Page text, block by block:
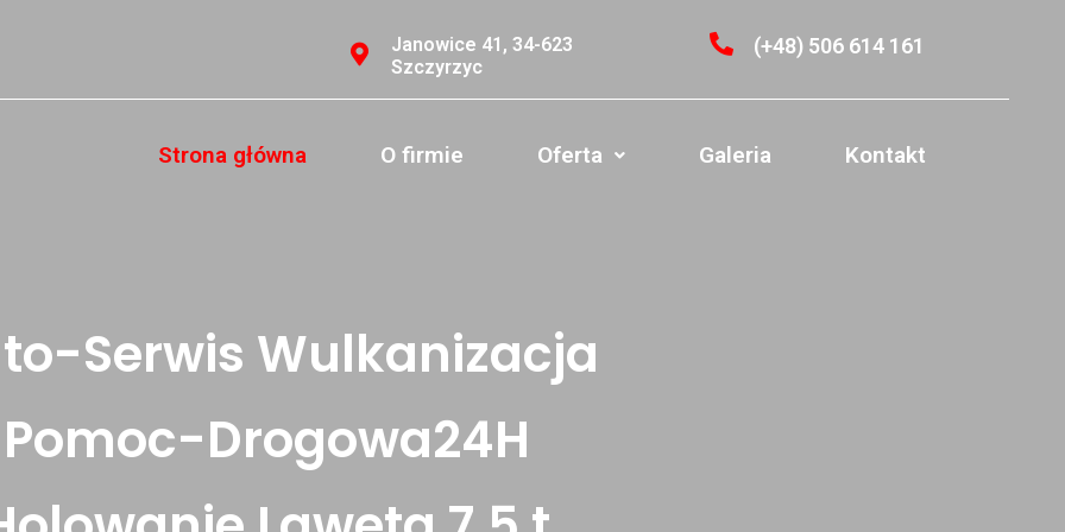
Janowice 41, 34-623
Szczyrzyc
(+48) 506 614 161
Strona główna O firmie Oferta Galeria Kontakt
Serwis Wulkanizacja
Pomoc-Drogowa24H